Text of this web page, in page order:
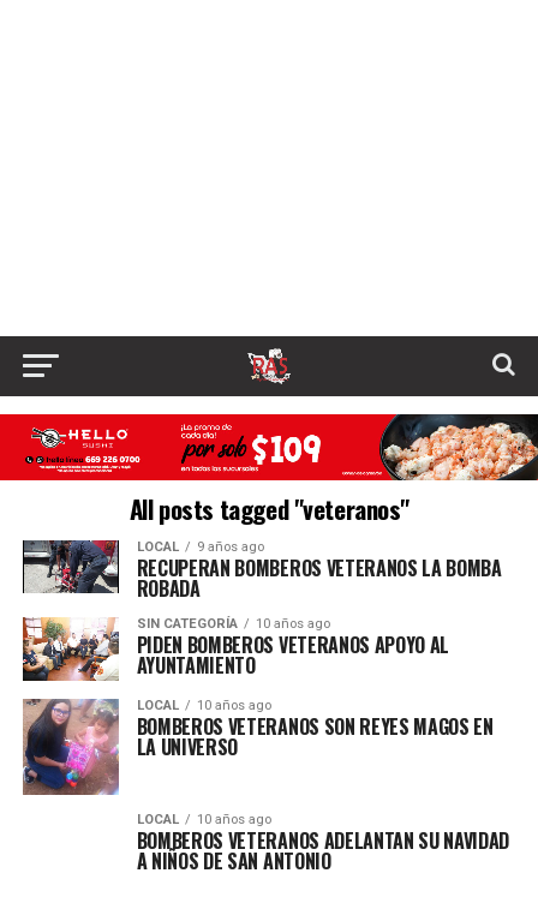
All posts tagged "veteranos"
LOCAL 9 años ago
RECUPERAN BOMBEROS VETERANOS LA BOMBA
ROBADA
SIN CATEGORÍA 10 años ago
PIDEN BOMBEROS VETERANOS APOYO AL
AYUNTAMIENTO
LOCAL 10 años ago
BOMBEROS VETERANOS SON REYES MAGOS EN
LA UNIVERSO
LOCAL 10 años ago
BOMBEROS VETERANOS ADELANTAN SU NAVIDAD
A NIÑOS DE SAN ANTONIO